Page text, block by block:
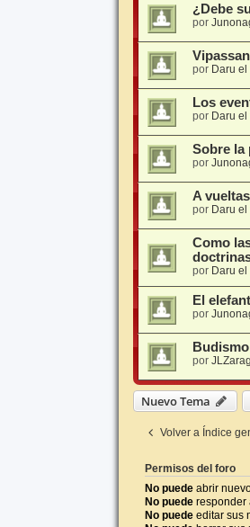
¿Debe
por
por Daru el
Los
por Daru el
Sobre la
por
A
por Daru el
Como
por Daru el
El
por
por
Nuevo Tema
Volver a Índice
Permisos del foro
No puedeabrir
No puederesponder
No puedeeditar sus